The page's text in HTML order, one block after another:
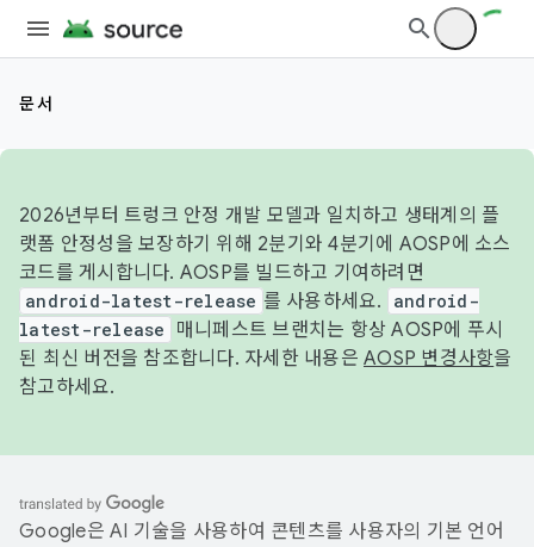
문서
2026년부터 트렁크 안정 개발 모델과 일치하고 생태계의 플
랫폼 안정성을 보장하기 위해 2분기와 4분기에 AOSP에 소스
코드를 게시합니다. AOSP를 빌드하고 기여하려면
android-latest-release 를 사용하세요.
android-
latest-release
매니페스트 브랜치는 항상 AOSP에 푸시
된 최신 버전을 참조합니다. 자세한 내용은 AOSP 변경사항을
참고하세요.
Google은 AI 기술을 사용하여 콘텐츠를 사용자의 기본 언어